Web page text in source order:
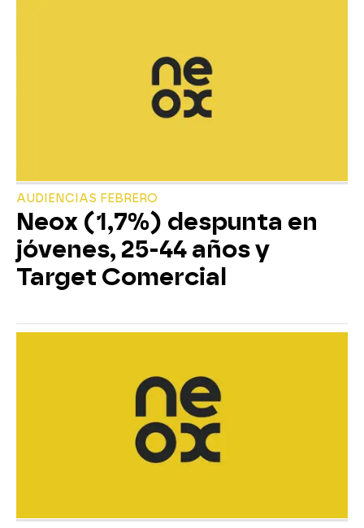
AUDIENCIAS FEBRERO
Neox (1,7%) despunta en
jóvenes, 25-44 años y
Target Comercial